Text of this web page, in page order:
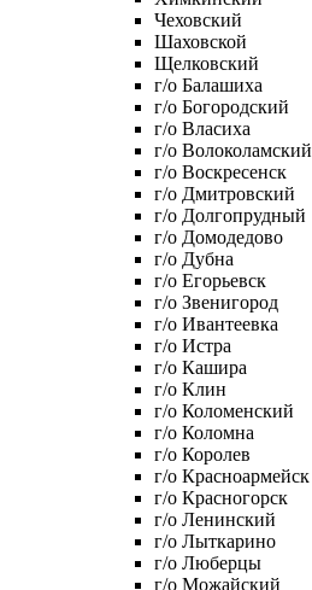
Чеховский
Шаховской
Щелковский
г/о Балашиха
г/о Богородский
г/о Власиха
г/о Волоколамский
г/о Воскресенск
г/о Дмитровский
г/о Долгопрудный
г/о Домодедово
г/о Дубна
г/о Егорьевск
г/о Звенигород
г/о Ивантеевка
г/о Истра
г/о Кашира
г/о Клин
г/о Коломенский
г/о Коломна
г/о Королев
г/о Красноармейск
г/о Красногорск
г/о Ленинский
г/о Лыткарино
г/о Люберцы
г/о Можайский